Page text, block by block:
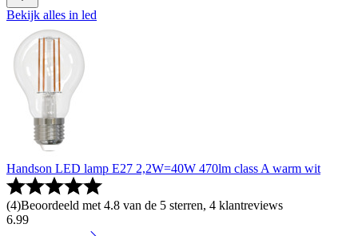
Bekijk alles in led
Handson LED lamp E27 2,2W=40W 470lm class A warm wit
(4)Beoordeeld met 4.8 van de 5 sterren, 4 klantreviews
6.99